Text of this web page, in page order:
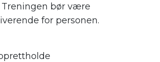
bør være
for personen.